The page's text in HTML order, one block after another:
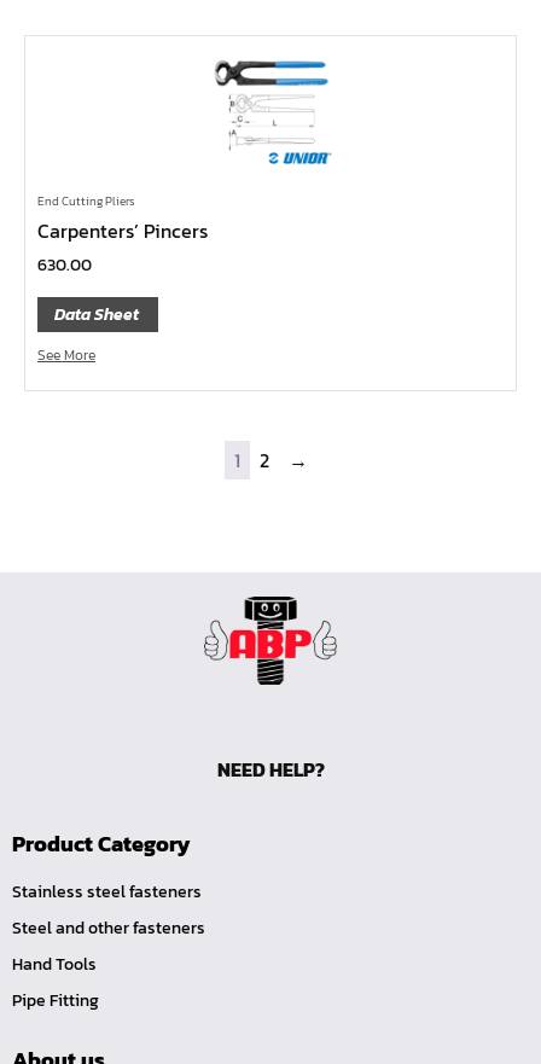
เครื่องมือซ่อมจักรยาน
เครื่องมือวัด
กรรไกรตัดเหล็กเส้น กรรไกรตัดเหล็กแผ่น
แหวนผ่า UNIOR
แหวนเดี่ยวต่อด้าม
ประแจ L
ประแจตะขอ
ไขควงแฉก-Pozi
ไขควงแฉก
ไขควง แบน
ไขควงตอก
ดอกไขควงลม 1/4"
ดอกไขควงตอก 7/16"
End Cutting Pliers
Carpenters’ Pincers
630.00
Data Sheet
See More
1 2 →
NEED HELP?
Product Category
Stainless steel fasteners
Steel and other fasteners
Hand Tools
Pipe Fitting